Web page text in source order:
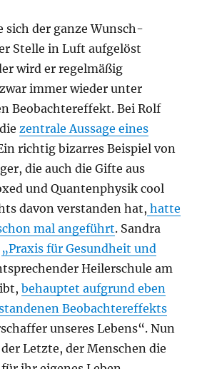
sich der ganze Wunsch-
Stelle in Luft aufgelöst
wird er regelmäßig
immer wieder unter
Beobachtereffekt. Bei Rolf
zentrale Aussage eines
richtig bizarres Beispiel von
die auch die Gifte aus
und Quantenphysik cool
davon verstanden hat, hatte
mal angeführt. Sandra
„Praxis für Gesundheit und
Heilerschule am
behauptet aufgrund eben
Beobachtereffekts
unseres Lebens“. Nun
Letzte, der Menschen die